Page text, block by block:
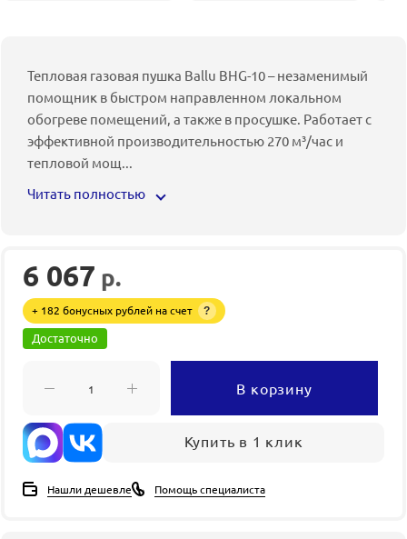
Тепловая газовая пушка Ballu BHG-10 – незаменимый
помощник в быстром направленном локальном
обогреве помещений, а также в просушке. Работает с
эффективной производительностью 270 м³/час и
тепловой мощ...
Читать полностью
6 067 р.
+ 182 бонусных рублей на счет ?
Достаточно
В корзину
Купить в 1 клик
Нашли дешевле Помощь специалиста